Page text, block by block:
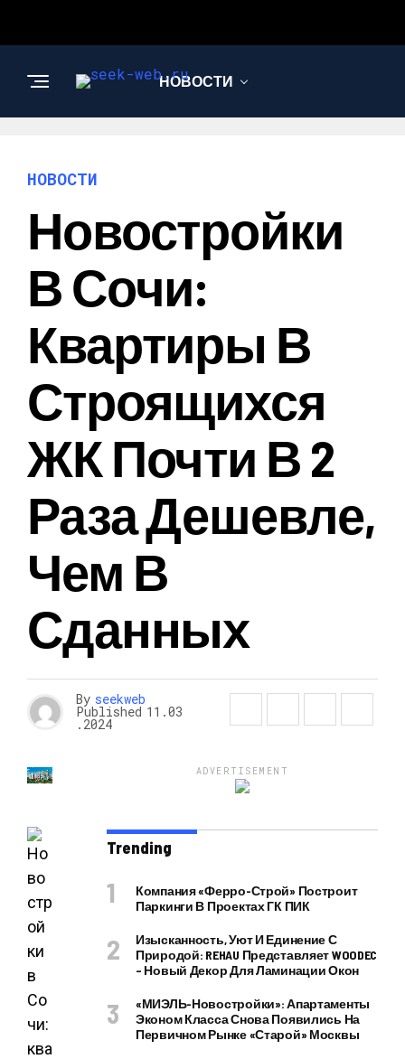
НОВОСТИ
НОВОСТИ
Новостройки
В Сочи:
Квартиры В
Строящихся
ЖК Почти В 2
Раза Дешевле,
Чем В
Сданных
By seekweb
Published 11.03
.2024
ADVERTISEMENT
Trending
Компания «Ферро-Строй» Построит
Паркинги В Проектах ГК ПИК
Изысканность, Уют И Единение С
Природой: REHAU Представляет WOODEC
– Новый Декор Для Ламинации Окон
«МИЭЛЬ-Новостройки»: Апартаменты
Эконом Класса Снова Появились На
Первичном Рынке «старой» Москвы